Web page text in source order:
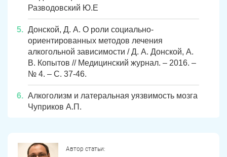
Разводовский Ю.Е
Донской, Д. А. О роли социально-
ориентированных методов лечения
алкогольной зависимости / Д. А. Донской, А.
В. Копытов // Медицинский журнал. – 2016. –
№ 4. – С. 37-46.
Алкоголизм и латеральная уязвимость мозга
Чуприков А.П.
Автор статьи: